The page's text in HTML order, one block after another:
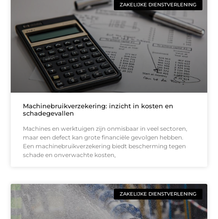
ZAKELIJKE DIENSTVERLENING
Machinebruikverzekering: inzicht in kosten en
schadegevallen
Machines en werktuigen zijn onmisbaar in veel sectoren,
maar een defect kan grote financiële gevolgen hebben.
Een machinebruikverzekering biedt bescherming tegen
schade en onverwachte kosten,
ZAKELIJKE DIENSTVERLENING